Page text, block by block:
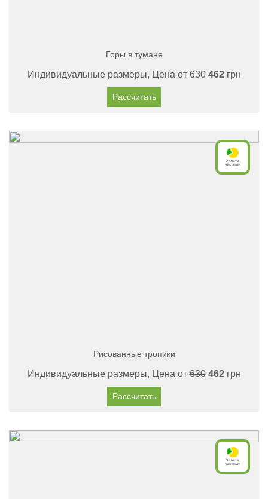
Горы в тумане
Индивидуальные размеры, Цена от630 462грн
Рассчитать
Рисованные тропики
Индивидуальные размеры, Цена от630 462грн
Рассчитать